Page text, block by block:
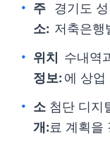
주
소:
경기도
저축은행
위치
정보:
수내역
에 상업
소
개:
첨단 디지
료 계획을